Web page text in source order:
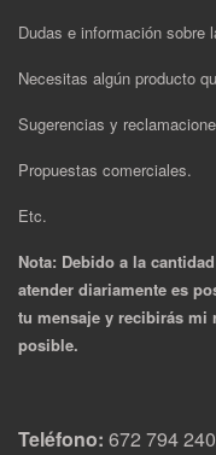
Dudas e información sobre
Necesitas algún producto
Sugerencias y
Propuestas comerciales.
Etc.
Nota: Debido a la
atender diariamente es
tu mensaje y recibirás mi
posible.
Teléfono: 672 794